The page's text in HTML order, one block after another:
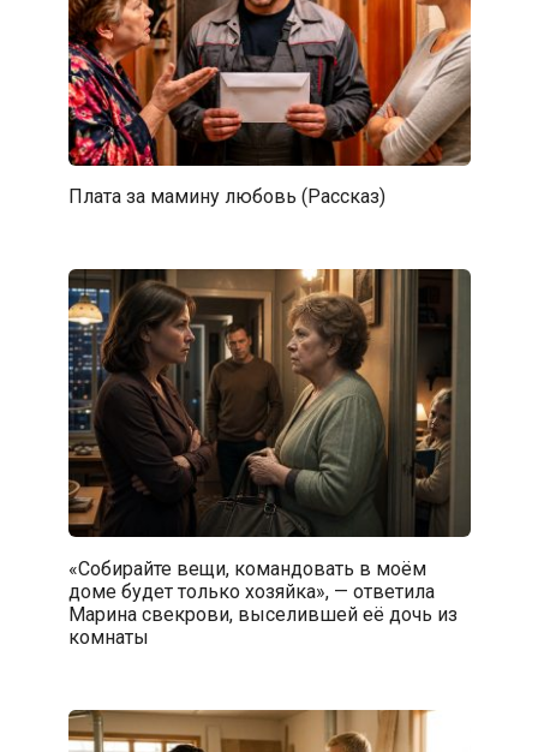
Плата за мамину любовь (Рассказ)
«Собирайте вещи, командовать в моём
доме будет только хозяйка», — ответила
Марина свекрови, выселившей её дочь из
комнаты